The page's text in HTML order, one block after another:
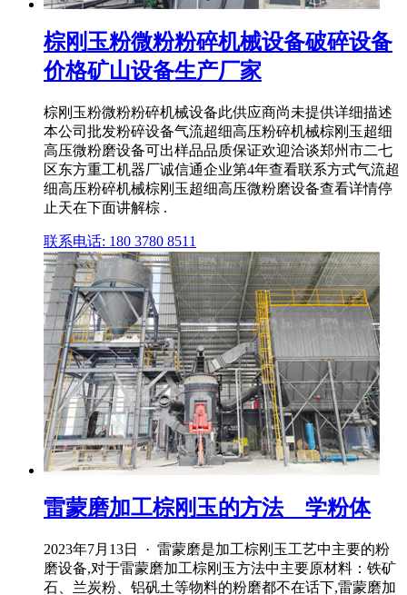
棕刚玉粉微粉粉碎机械设备破碎设备
价格矿山设备生产厂家
棕刚玉粉微粉粉碎机械设备此供应商尚未提供详细描述
本公司批发粉碎设备气流超细高压粉碎机械棕刚玉超细
高压微粉磨设备可出样品品质保证欢迎洽谈郑州市二七
区东方重工机器厂诚信通企业第4年查看联系方式气流超
细高压粉碎机械棕刚玉超细高压微粉磨设备查看详情停
止天在下面讲解棕 .
联系电话: 180 3780 8511
雷蒙磨加工棕刚玉的方法 _ 学粉体
2023年7月13日 · 雷蒙磨是加工棕刚玉工艺中主要的粉
磨设备,对于雷蒙磨加工棕刚玉方法中主要原材料：铁矿
石、兰炭粉、铝矾土等物料的粉磨都不在话下,雷蒙磨加